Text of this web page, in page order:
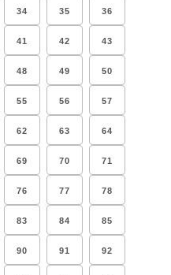
34 35 36
41 42 43
48 49 50
55 56 57
62 63 64
69 70 71
76 77 78
83 84 85
90 91 92